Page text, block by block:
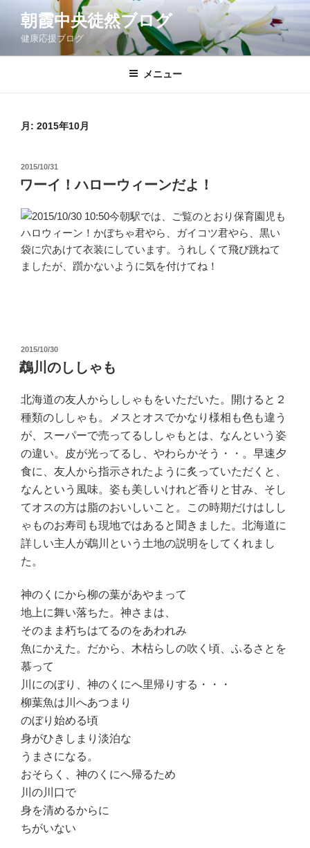
ン
朝霞中央徒然ブログ
健康応援ブログ
メニュー
月: 2015年10月
投
稿
日:
2015/10/31
ワーイ！ハローウィーンだよ！
今朝駅では、ご覧のとおり保育園児も
ハロウィーン！かぼちゃ君やら、ガイコツ君やら、黒い
袋に穴あけて衣装にしています。うれしくて飛び跳ねて
ましたが、躓かないように気を付けてね！
投
稿
日:
2015/10/30
鵡川のししゃも
北海道の友人からししゃもをいただいた。開けると２
種類のししゃも。メスとオスでかなり様相も色も違う
が、スーパーで売ってるししゃもとは、なんという姿
の違い。皮が光ってるし、やわらかそう・・。早速夕
食に、友人から指示されたように炙っていただくと、
なんという風味。姿も美しいけれど香りと甘み、そし
てオスの方は脂のおいしいこと。この時期だけはしし
ゃものお寿司も現地ではあると聞きました。北海道に
詳しい主人が鵡川という土地の説明をしてくれまし
た。
神のくにから柳の葉があやまって
地上に舞い落ちた。神さまは、
そのまま朽ちはてるのをあわれみ
魚にかえた。だから、木枯らしの吹く頃、ふるさとを
慕って
川にのぼり、神のくにへ里帰りする・・・
柳葉魚は川へあつまり
のぼり始める頃
身がひきしまり淡泊な
うまさになる。
おそらく、神のくにへ帰るため
川の川口で
身を清めるからに
ちがいない